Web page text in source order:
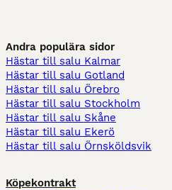
Andra populära sidor
Hästar till salu Kalmar
Hästar till salu Gotland
Hästar till salu Örebro
Hästar till salu Stockholm
Hästar till salu Skåne
Hästar till salu Ekerö
Hästar till salu Örnsköldsvik
Köpekontrakt